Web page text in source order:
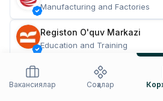
Manufacturing and Factories
Registon O'quv Markazi
Education and Training
Restaurants and Fast Food
Вакансиялар
Соҳалар